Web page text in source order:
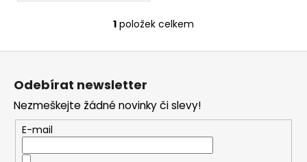
O
v
a
c
í
p
1 položek celkem
Z
Odebírat newsletter
Nezmeškejte žádné novinky či slevy!
E-mail